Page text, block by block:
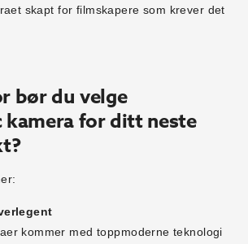
skapt for filmskapere som krever det
bør du velge
kamera for ditt neste
kommer med toppmoderne teknologi